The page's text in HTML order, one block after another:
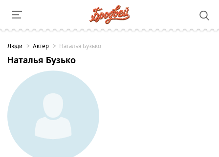
Люди Актер Наталья Бузько
Наталья Бузько